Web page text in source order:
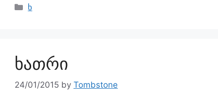
ხ
ხათრი
24/01/2015 by Tombstone